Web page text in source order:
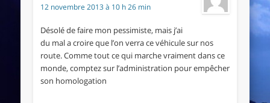
12 novembre 2013 à 10 h 26 min
Désolé de faire mon pessimiste, mais j’ai
du mal a croire que l’on verra ce véhicule sur nos
route. Comme tout ce qui marche vraiment dans ce
monde, comptez sur l’administration pour empêcher
son homologation